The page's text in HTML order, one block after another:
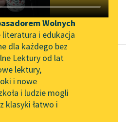
Zgłoś brak utworu
Narzędzia
Mapa Wolnych Lektur
Leśmianator
Przewodnik dla piszących i
Wolnych
literatura i edukacja
dla każdego bez
Lektury od lat
lektury,
i nowe
i ludzie mogli
klasyki łatwo i
Genesis. Księga
Rodzaju. Bereszit